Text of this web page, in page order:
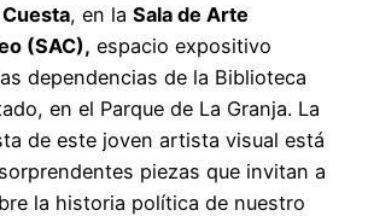
, en la Sala de Arte
(SAC), espacio expositivo
dependencias de la Biblioteca
en el Parque de La Granja. La
de este joven artista visual está
piezas que invitan a
la historia política de nuestro